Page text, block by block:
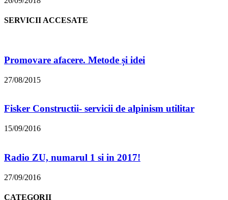
SERVICII ACCESATE
Promovare afacere. Metode și idei
27/08/2015
Fisker Constructii- servicii de alpinism utilitar
15/09/2016
Radio ZU, numarul 1 si in 2017!
27/09/2016
CATEGORII